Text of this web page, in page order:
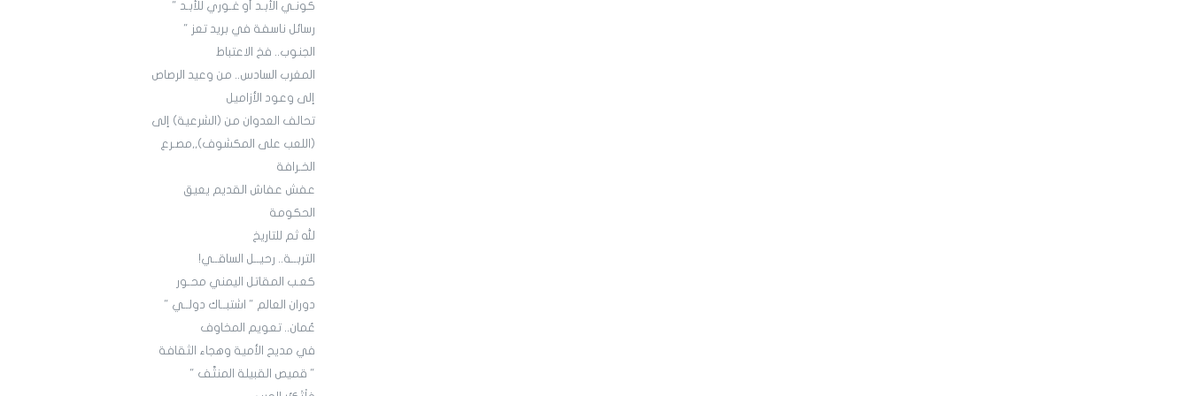
كونـي الأبـد أو غـوري للأبـد "
رسائل ناسفة في بريد تعز "
الجنوب.. فخ الاعتباط
المغرب السادس.. من وعيد الرصاص
إلى وعود الأزاميل
تحالف العدوان من (الشرعية) إلى
(اللعب على المكشوف),,مصـرع
الخـرافة
عفش عفاش القديم يعيق
الحكومة
لله ثم للتاريخ
التربــة.. رحيــل الساقــي!
كعـب المقاتل اليمني محـور
دوران العالم " اشتبــاك دولــي "
عُمان.. تعويم المخاوف
في مديح الأمية وهجاء الثقافة
" قميص القبيلة المنتَّف "